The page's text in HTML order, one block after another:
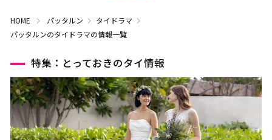
HOME パッタルン
タイドラマ
パッタルンのタイドラマの情報一覧
特集：とっておきのタイ情報